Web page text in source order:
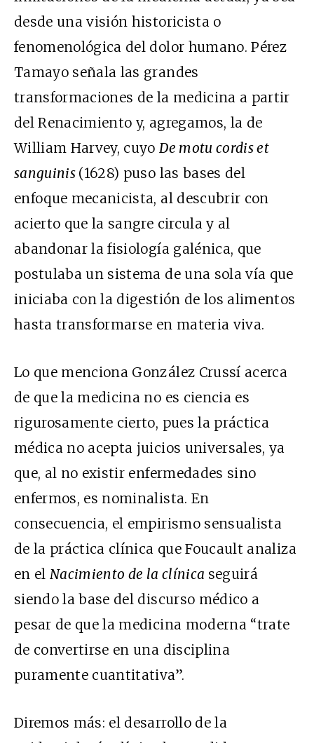
desde una visión historicista o
fenomenológica del dolor humano. Pérez
Tamayo señala las grandes
transformaciones de la medicina a partir
del Renacimiento y, agregamos, la de
William Harvey, cuyo De motu cordis et
sanguinis (1628) puso las bases del
enfoque mecanicista, al descubrir con
acierto que la sangre circula y al
abandonar la fisiología galénica, que
postulaba un sistema de una sola vía que
iniciaba con la digestión de los alimentos
hasta transformarse en materia viva.
Lo que menciona González Crussí acerca
de que la medicina no es ciencia es
rigurosamente cierto, pues la práctica
médica no acepta juicios universales, ya
que, al no existir enfermedades sino
enfermos, es nominalista. En
consecuencia, el empirismo sensualista
de la práctica clínica que Foucault analiza
en el Nacimiento de la clínica seguirá
siendo la base del discurso médico a
pesar de que la medicina moderna “trate
de convertirse en una disciplina
puramente cuantitativa”.
Diremos más: el desarrollo de la